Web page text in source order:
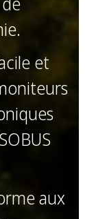
et
aux